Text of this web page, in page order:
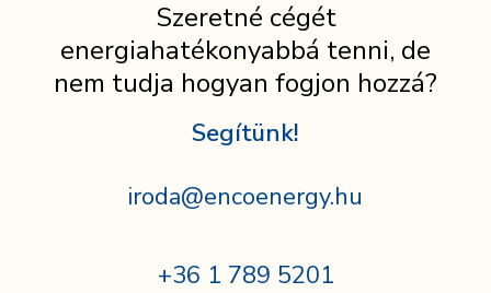
Szeretné cégét
energiahatékonyabbá tenni, de
nem tudja hogyan fogjon hozzá?
Segítünk!
iroda@encoenergy.hu
+36 1 789 5201